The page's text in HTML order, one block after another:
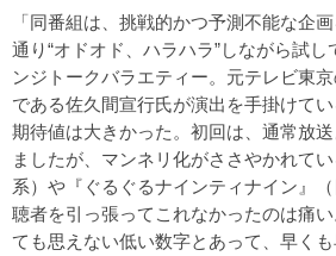
「同番組は、挑戦的かつ予測不能な企
通り“オドオド、ハラハラ”しながら試
ンジトークバラエティー。元テレビ東
である佐久間宣行氏が演出を手掛けて
期待値は大きかった。初回は、通常放
ましたが、マンネリ化がささやかれて
系）や『ぐるぐるナインティナイン』
聴者を引っ張ってこれなかったのは痛
ても思えない低い数字とあって、早く